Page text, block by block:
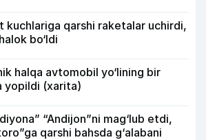
kuchlariga qarshi raketalar uchirdi,
bo‘ldi
halqa avtomobil yo‘lining bir
yopildi (xarita)
“Andijon”ni mag‘lub etdi,
qarshi bahsda g‘alabani